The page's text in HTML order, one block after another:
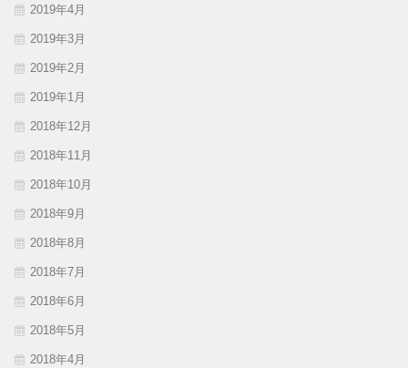
2019年4月
2019年3月
2019年2月
2019年1月
2018年12月
2018年11月
2018年10月
2018年9月
2018年8月
2018年7月
2018年6月
2018年5月
2018年4月